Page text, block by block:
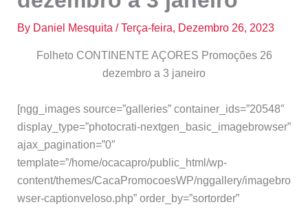
By Daniel Mesquita /Terça-feira, Dezembro 26, 2023
Folheto CONTINENTE AÇORES Promoções 26
dezembro a 3 janeiro
[ngg_images source=”galleries” container_ids=”20548″
display_type=”photocrati-nextgen_basic_imagebrowser”
ajax_pagination=”0″
template=”/home/ocacapro/public_html/wp-
content/themes/CacaPromocoesWP/nggallery/imagebro
wser-captionveloso.php” order_by=”sortorder”